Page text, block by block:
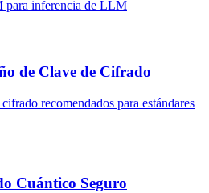
para inferencia de LLM
de Clave de Cifrado
recomendados para estándares
Cuántico Seguro